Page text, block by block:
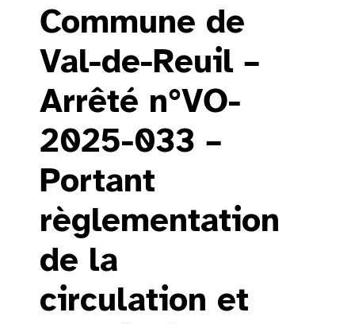
Commune de
Val-de-Reuil –
Arrêté n°VO-
2025-033 –
Portant
règlementation
de la
circulation et